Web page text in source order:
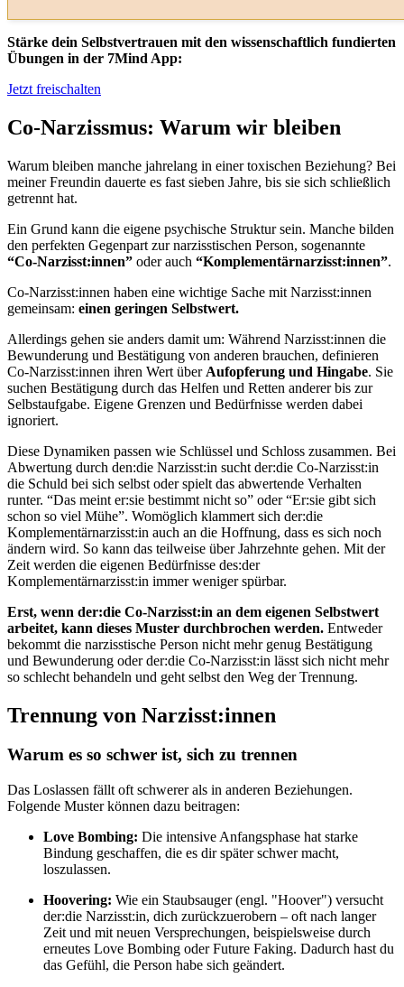
Stärke dein Selbstvertrauen mit den wissenschaftlich fundierten
Übungen in der 7Mind App:
Jetzt freischalten
Co-Narzissmus: Warum wir bleiben
Warum bleiben manche jahrelang in einer toxischen Beziehung? Bei
meiner Freundin dauerte es fast sieben Jahre, bis sie sich schließlich
getrennt hat.
Ein Grund kann die eigene psychische Struktur sein. Manche bilden
den perfekten Gegenpart zur narzisstischen Person, sogenannte
“Co-Narzisst:innen” oder auch “Komplementärnarzisst:innen”.
Co-Narzisst:innen haben eine wichtige Sache mit Narzisst:innen
gemeinsam: einen geringen Selbstwert.
Allerdings gehen sie anders damit um: Während Narzisst:innen die
Bewunderung und Bestätigung von anderen brauchen, definieren
Co-Narzisst:innen ihren Wert über Aufopferung und Hingabe. Sie
suchen Bestätigung durch das Helfen und Retten anderer bis zur
Selbstaufgabe. Eigene Grenzen und Bedürfnisse werden dabei
ignoriert.
Diese Dynamiken passen wie Schlüssel und Schloss zusammen. Bei
Abwertung durch den:die Narzisst:in sucht der:die Co-Narzisst:in
die Schuld bei sich selbst oder spielt das abwertende Verhalten
runter. “Das meint er:sie bestimmt nicht so” oder “Er:sie gibt sich
schon so viel Mühe”. Womöglich klammert sich der:die
Komplementärnarzisst:in auch an die Hoffnung, dass es sich noch
ändern wird. So kann das teilweise über Jahrzehnte gehen. Mit der
Zeit werden die eigenen Bedürfnisse des:der
Komplementärnarzisst:in immer weniger spürbar.
Erst, wenn der:die Co-Narzisst:in an dem eigenen Selbstwert
arbeitet, kann dieses Muster durchbrochen werden. Entweder
bekommt die narzisstische Person nicht mehr genug Bestätigung
und Bewunderung oder der:die Co-Narzisst:in lässt sich nicht mehr
so schlecht behandeln und geht selbst den Weg der Trennung.
Trennung von Narzisst:innen
Warum es so schwer ist, sich zu trennen
Das Loslassen fällt oft schwerer als in anderen Beziehungen.
Folgende Muster können dazu beitragen:
Love Bombing: Die intensive Anfangsphase hat starke
Bindung geschaffen, die es dir später schwer macht,
loszulassen.
Hoovering: Wie ein Staubsauger (engl. "Hoover") versucht
der:die Narzisst:in, dich zurückzuerobern – oft nach langer
Zeit und mit neuen Versprechungen, beispielsweise durch
erneutes Love Bombing oder Future Faking. Dadurch hast du
das Gefühl, die Person habe sich geändert.